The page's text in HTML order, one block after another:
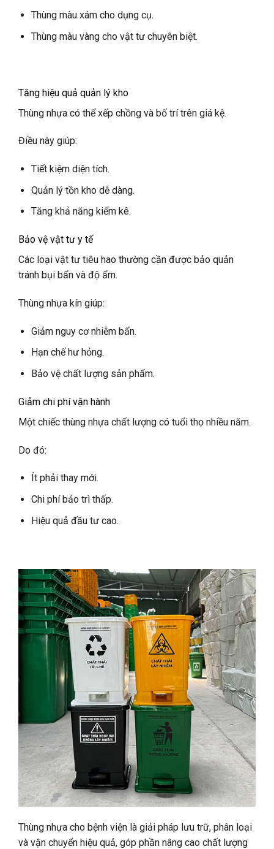
Thùng màu xám cho dụng cụ.
Thùng màu vàng cho vật tư chuyên biệt.
Tăng hiệu quả quản lý kho
Thùng nhựa có thể xếp chồng và bố trí trên giá kệ.
Điều này giúp:
Tiết kiệm diện tích.
Quản lý tồn kho dễ dàng.
Tăng khả năng kiểm kê.
Bảo vệ vật tư y tế
Các loại vật tư tiêu hao thường cần được bảo quản
tránh bụi bẩn và độ ẩm.
Thùng nhựa kín giúp:
Giảm nguy cơ nhiễm bẩn.
Hạn chế hư hỏng.
Bảo vệ chất lượng sản phẩm.
Giảm chi phí vận hành
Một chiếc thùng nhựa chất lượng có tuổi thọ nhiều năm.
Do đó:
Ít phải thay mới.
Chi phí bảo trì thấp.
Hiệu quả đầu tư cao.
Thùng nhựa cho bệnh viện là giải pháp lưu trữ, phân loại
và vận chuyển hiệu quả, góp phần nâng cao chất lượng